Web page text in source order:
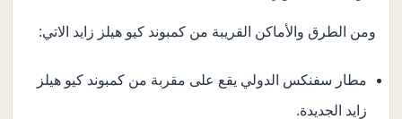
ومن الطرق والأماكن القريبة من كمبوند كيو هيلز زايد الاتي:
مطار سفنكس الدولي يقع على مقربة من كمبوند كيو هيلز
زايد الجديدة.